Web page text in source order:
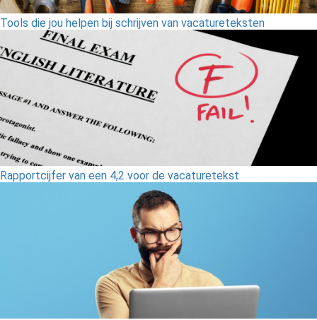
Tools die jou helpen bij schrijven van vacatureteksten
Rapportcijfer van een 4,2 voor de vacaturetekst